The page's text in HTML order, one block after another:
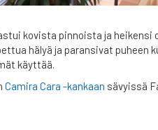
kovista pinnoista ja heikensi
hälyä ja paransivat puheen
käyttää.
Camira Cara -kankaan sävyissä